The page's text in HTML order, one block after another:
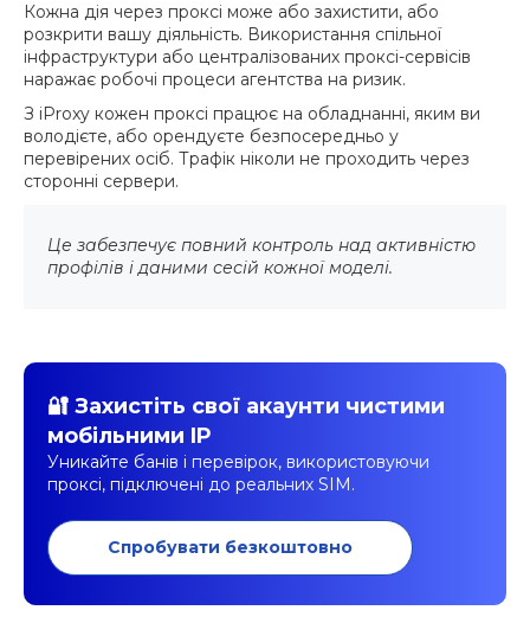
Кожна дія через проксі може або захистити, або
розкрити вашу діяльність. Використання спільної
інфраструктури або централізованих проксі-сервісів
наражає робочі процеси агентства на ризик.
З iProxy кожен проксі працює на обладнанні, яким ви
володієте, або орендуєте безпосередньо у
перевірених осіб. Трафік ніколи не проходить через
сторонні сервери.
Це забезпечує повний контроль над активністю
профілів і даними сесій кожної моделі.
🔐 Захистіть свої акаунти чистими
мобільними IP
Уникайте банів і перевірок, використовуючи
проксі, підключені до реальних SIM.
Спробувати безкоштовно